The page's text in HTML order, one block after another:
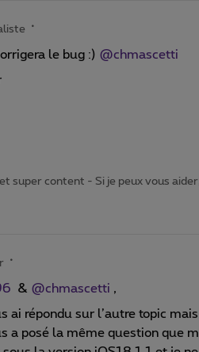
le bug :)
@chmascetti
super content - Si je peux vous
& ​ @chmascetti ,
ai répondu sur l’autre topic
a posé la même question que